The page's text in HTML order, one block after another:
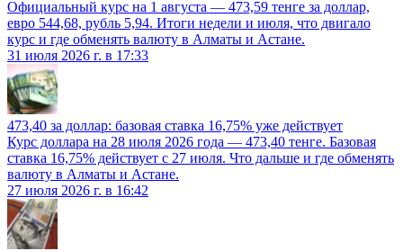
Официальный курс на 1 августа — 473,59 тенге за доллар,
евро 544,68, рубль 5,94. Итоги недели и июля, что двигало
курс и где обменять валюту в Алматы и Астане.
31 июля 2026 г. в 17:33
473,40 за доллар: базовая ставка 16,75% уже действует
Курс доллара на 28 июля 2026 года — 473,40 тенге. Базовая
ставка 16,75% действует с 27 июля. Что дальше и где обменять
валюту в Алматы и Астане.
27 июля 2026 г. в 16:42